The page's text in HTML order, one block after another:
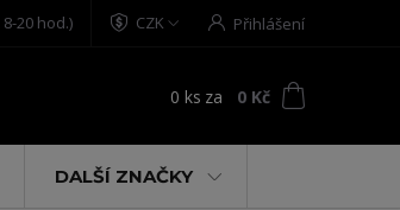
CZK Přihlášení
20 hod.)
0 ks za 0 Kč
DALŠÍ ZNAČKY